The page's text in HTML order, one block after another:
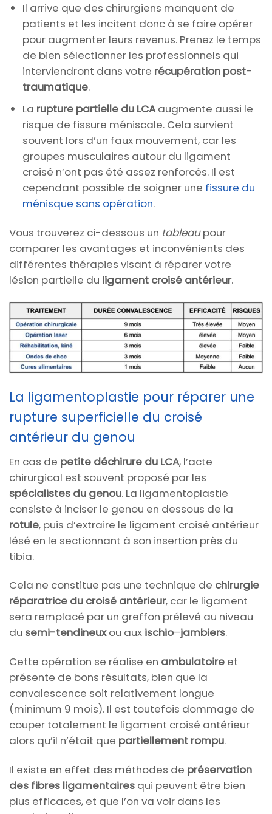
Il arrive que des chirurgiens manquent de
patients et les incitent donc à se faire opérer
pour augmenter leurs revenus. Prenez le temps
de bien sélectionner les professionnels qui
interviendront dans votre récupération post-
traumatique.
La rupture partielle du LCAaugmente aussi le
risque de fissure méniscale. Cela survient
souvent lors d’un faux mouvement, car les
groupes musculaires autour du ligament
croisé n’ont pas été assez renforcés. Il est
cependant possible de soigner une fissure du
ménisque sans opération.
Vous trouverez ci-dessous un tableaupour
comparer les avantages et inconvénients des
différentes thérapies visant à réparer votre
lésion partielle du ligament croisé antérieur.
La ligamentoplastie pour réparer une
rupture superficielle du croisé
antérieur du genou
En cas de petite déchirure du LCA, l’acte
chirurgical est souvent proposé par les
spécialistes du genou. La ligamentoplastie
consiste à inciser le genou en dessous de la
rotule, puis d’extraire le ligament croisé antérieur
lésé en le sectionnant à son insertion près du
tibia.
Cela ne constitue pas une technique de chirurgie
réparatrice du croisé antérieur, car le ligament
sera remplacé par un greffon prélevé au niveau
du semi-tendineuxou aux ischio–jambiers.
Cette opération se réalise en ambulatoire et
présente de bons résultats, bien que la
convalescence soit relativement longue
(minimum 9 mois). Il est toutefois dommage de
couper totalement le ligament croisé antérieur
alors qu’il n’était que partiellement rompu.
Il existe en effet des méthodes de préservation
des fibres ligamentaires qui peuvent être bien
plus efficaces, et que l’on va voir dans les